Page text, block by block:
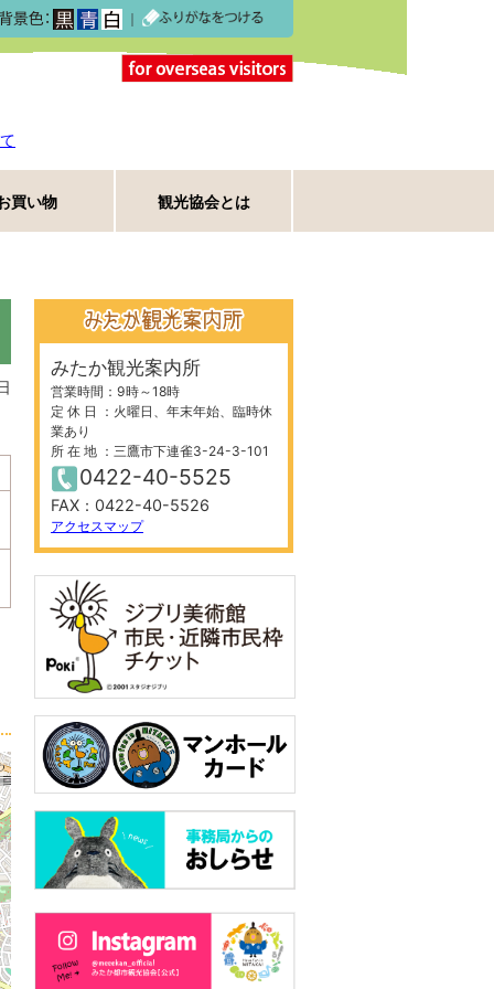
｜
買い物 観光協会とは
みたか観光案内所
営業時間：9時～18時
定 休 日 ：火曜日、年末年始、臨時休
業あり
所 在 地 ：三鷹市下連雀3-24-3-101
0422-40-5525
FAX：0422-40-5526
アクセスマップ